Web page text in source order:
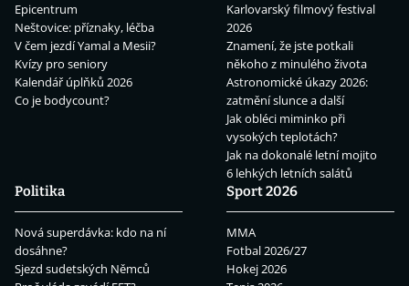
Epicentrum
Neštovice: příznaky, léčba
V čem jezdí Yamal a Mesii?
Kvízy pro seniory
Kalendář úplňků 2026
Co je bodycount?
Karlovarský filmový festival
2026
Znamení, že jste potkali
někoho z minulého života
Astronomické úkazy 2026:
zatmění slunce a další
Jak obléci miminko při
vysokých teplotách?
Jak na dokonalé letní mojito
6 lehkých letních salátů
Politika
Nová superdávka: kdo na ní
dosáhne?
Sjezd sudetských Němců
Sport 2026
MMA
Fotbal 2026/27
Hokej 2026